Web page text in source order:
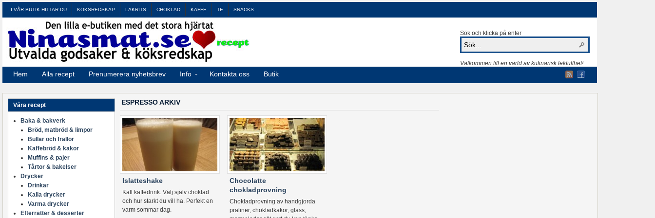
I VÅR BUTIK HITTAR DU KÖKSREDSKAP LAKRITS CHOKLAD KAFFE TE SNACKS
Sök och klicka på enter
Välkommen till en värld av kulinarisk lekfullhet!
Hem Alla recept Prenumerera nyhetsbrev Info Kontakta oss Butik
ESPRESSO ARKIV
Islatteshake
Kall kaffedrink. Välj själv choklad
och hur starkt du vill ha. Perfekt en
varm sommar dag.
Chocolatte
chokladprovning
Chokladprovning av handgjorda
praliner, chokladkakor, glass,
Våra recept
Baka & bakverk
Bröd, matbröd & limpor
Bullar och frallor
Kaffebröd & kakor
Muffins & pajer
Tårtor & bakelser
Drycker
Drinkar
Kalla drycker
Varma drycker
Efterrätter & desserter